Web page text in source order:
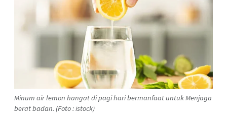
Minum air lemon hangat di pagi hari bermanfaat untuk Menjaga
berat badan. (Foto : istock)